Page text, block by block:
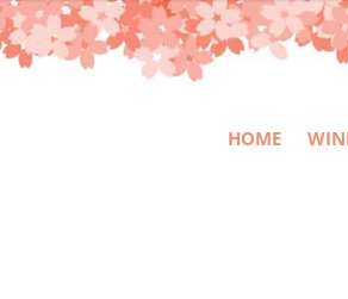
HOME